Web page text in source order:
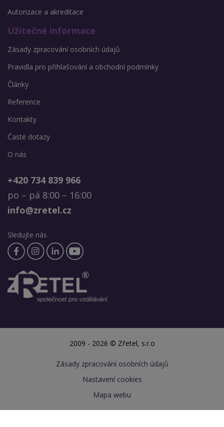
Autorizace a akreditace
Užitečné informace
Zásady zpracování osobních údajů
Pravidla pro přihlašování a obchodní podmínky
Články
Reference
Kontakty
Časté dotazy
O nás
+420 734 839 966
po – pá 8:00 – 16:00
info@zretel.cz
Sledujte nás
2009 - 2026 © Zřetel, s.r.o
Zásady zpracování osobních údajů
Nastavení cookies
Mapa webu